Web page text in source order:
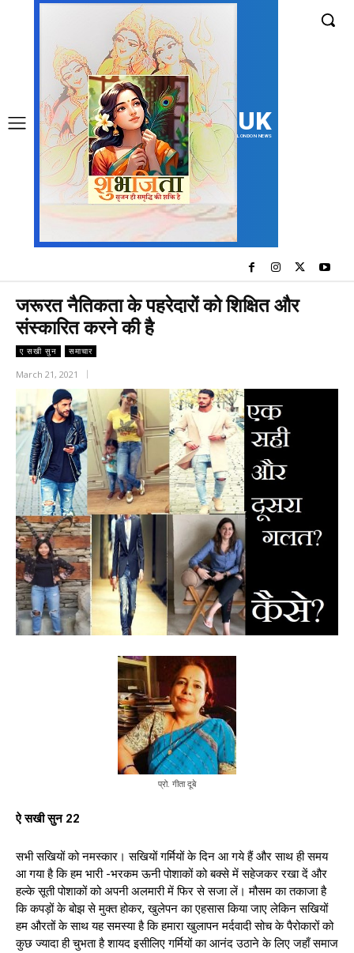
UK
LONDON NEWS
जरूरत नैतिकता के पहरेदारों को शिक्षित और
संस्कारित करने की है
ए सखी सुन समाचार
March 21, 2021
प्रो. गीता दूबे
ऐ सखी सुन 22
सभी सखियों को नमस्कार। सखियों गर्मियों के दिन आ गये हैं और साथ ही समय
आ गया है कि हम भारी -भरकम ऊनी पोशाकों को बक्से में सहेजकर रखा दें और
हल्के सूती पोशाकों को अपनी अलमारी में फिर से सजा लें। मौसम का तकाजा है
कि कपड़ों के बोझ से मुक्त होकर, खुलेपन का एहसास किया जाए लेकिन सखियों
हम औरतों के साथ यह समस्या है कि हमारा खुलापन मर्दवादी सोच के पैरोकारों को
कुछ ज्यादा ही चुभता है शायद इसीलिए गर्मियों का आनंद उठाने के लिए जहाँ समाज